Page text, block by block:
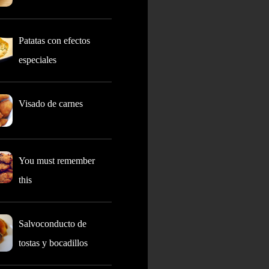
Patatas con efectos
especiales
Visado de carnes
You must remember
this
Salvoconducto de
tostas y bocadillos